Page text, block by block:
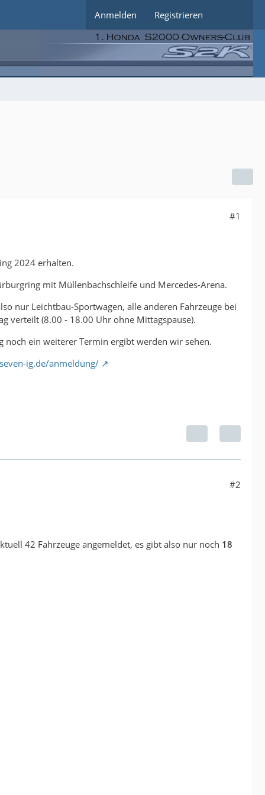
Anmelden Registrieren
#1
2024 erhalten.
mit Müllenbachschleife und Mercedes-Arena.
nur Leichtbau-Sportwagen, alle anderen Fahrzeuge bei
verteilt (8.00 - 18.00 Uhr ohne Mittagspause).
ein weiterer Termin ergibt werden wir sehen.
ig.de/anmeldung/
#2
42 Fahrzeuge angemeldet, es gibt also nur noch 18